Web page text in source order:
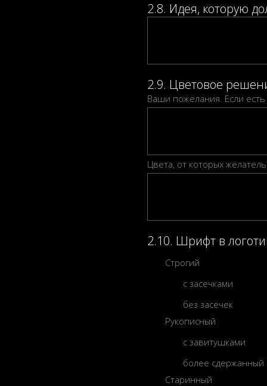
2.8. Идея, которую
2.9. Цветовое
Ваши пожелания. Если есть
Цвета, от которых
2.10. Шрифт в
Строгий
с засечками
без засечек
Рукописный
с завитушками
более сдержанный
Старинный